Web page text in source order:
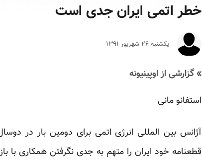
خطر اتمی ایران جدی است
یکشنبه ۲۶ شهريور ۱۳۹۱
» گزارشی از اوپینیونه
استفانو مانی
آژانس بین المللی انرژی اتمی برای دومین بار در
قطعنامه خود ایران را متهم به جدی نگرفتن همکاری با